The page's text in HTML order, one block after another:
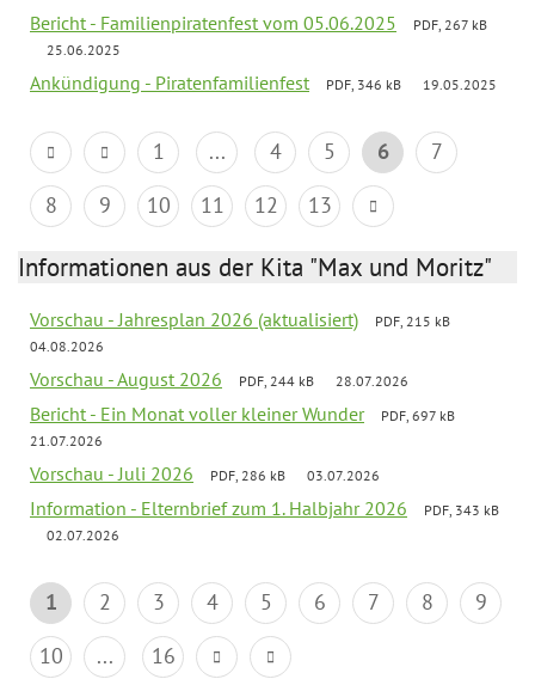
Bericht - Familienpiratenfest vom 05.06.2025
PDF, 267 kB
25.06.2025
Ankündigung - Piratenfamilienfest PDF, 346 kB 19.05.2025
1 ... 4 5 6
7
8
9 10 11 12 13
Informationen aus der Kita "Max und Moritz"
Vorschau - Jahresplan 2026 (aktualisiert)
PDF, 215 kB
04.08.2026
Vorschau - August 2026 PDF, 244 kB 28.07.2026
Bericht - Ein Monat voller kleiner Wunder
PDF, 697 kB
21.07.2026
Vorschau - Juli 2026 PDF, 286 kB 03.07.2026
Information - Elternbrief zum 1. Halbjahr 2026
PDF, 343 kB
02.07.2026
1 2 3 4 5 6 7 8
9
10
... 16